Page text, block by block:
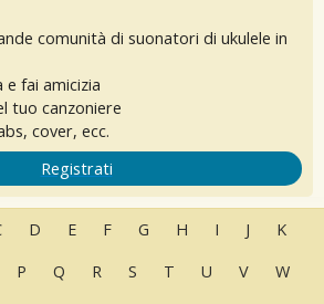
comunità di suonatori di ukulele in
fai amicizia
tuo canzoniere
cover, ecc.
Registrati
D E F G H I J
K
P Q R S T U V
W